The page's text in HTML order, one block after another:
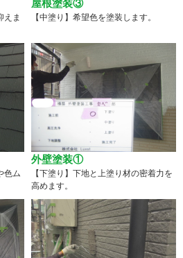
えま
屋根塗装③
【中塗り】希望色を塗装します。
色ム
外壁塗装①
【下塗り】下地と上塗り材の密着力を
高めます。